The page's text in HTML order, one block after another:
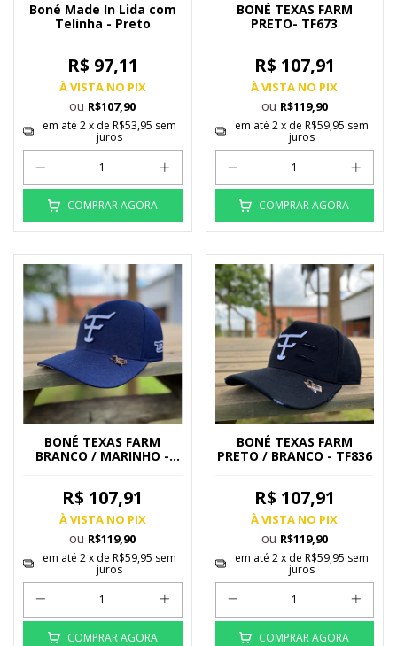
Boné Made In Lida com
Telinha - Preto
R$ 97,11
À VISTA NO PIX
ou R$107,90
em até2x deR$53,95 sem
juros
COMPRAR AGORA
BONÉ TEXAS FARM
PRETO- TF673
R$ 107,91
À VISTA NO PIX
ou R$119,90
em até 2x de R$59,95 sem
juros
COMPRAR AGORA
BONÉ TEXAS FARM
BRANCO / MARINHO -
R$ 107,91
À VISTA NO PIX
ou R$119,90
em até2x deR$59,95 sem
juros
COMPRAR AGORA
BONÉ TEXAS FARM
PRETO / BRANCO - TF836
R$ 107,91
À VISTA NO PIX
ou R$119,90
em até 2x de R$59,95 sem
juros
COMPRAR AGORA